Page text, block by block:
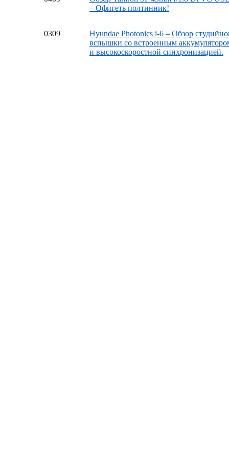
– Офигеть полтинник!
0309
Hyundae Photonics i-6 – Обзор
вспышки со встроенным
и высокоскоростной синхронизацией.